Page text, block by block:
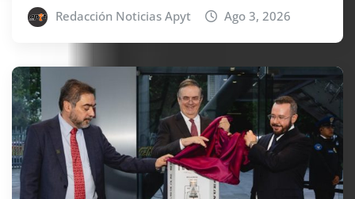
Redacción Noticias Apyt Ago 3, 2026